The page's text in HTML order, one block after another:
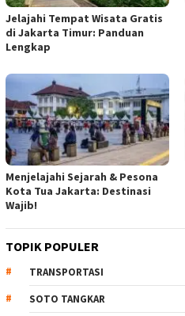
Jelajahi Tempat Wisata Gratis
di Jakarta Timur: Panduan
Lengkap
Menjelajahi Sejarah & Pesona
Kota Tua Jakarta: Destinasi
Wajib!
TOPIK POPULER
TRANSPORTASI
SOTO TANGKAR